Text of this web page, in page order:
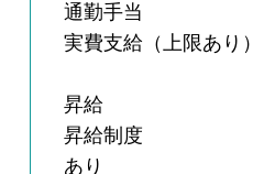
通勤手当
実費支給（上限あり）
昇給
昇給制度
あり